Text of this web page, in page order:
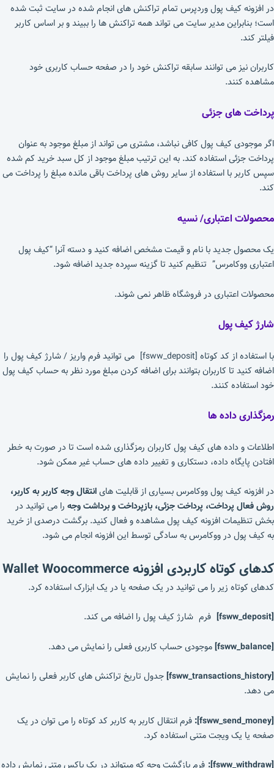
در افزونه کیف پول وردپرس تمام تراکنش های انجام شده در سایت ثبت شده
است؛ بنابراین مدیر سایت می تواند همه تراکنش ها را ببیند و بر اساس کاربر
فیلتر کند.
کاربران نیز می توانند سابقه تراکنش خود را در صفحه حساب کاربری خود
مشاهده کنند.
پرداخت های جزئی
اگر موجودی کیف پول کافی نباشد، مشتری می تواند از مبلغ موجود به عنوان
پرداخت جزئی استفاده کند. به این ترتیب مبلغ موجود از کل سبد خرید کم شده
سپس کاربر با استفاده از سایر روش های پرداخت باقی مانده مبلغ را پرداخت می
کند.
محصولات اعتباری/ نسیه
یک محصول جدید با نام و قیمت مشخص اضافه کنید و دسته آنرا “کیف پول
اعتباری ووکامرس” تنظیم کنید تا گزینه سپرده جدید اضافه شود.
محصولات اعتباری در فروشگاه ظاهر نمی شوند.
شارژ کیف پول
با استفاده از کد کوتاه [fsww_deposit] می توانید فرم واریز / شارژ کیف پول را
اضافه کنید تا کاربران بتوانند برای اضافه کردن مبلغ مورد نظر به حساب کیف پول
خود استفاده کنند.
رمزگذاری داده ها
اطلاعات و داده های کیف پول کاربران رمزگذاری شده است تا در صورت به خطر
افتادن پایگاه داده، دستکاری و تغییر داده های حساب غیر ممکن شود.
در افزونه کیف پول ووکامرس بسیاری از قابلیت هایانتقال وجه کاربر به کاربر،
روش فعال پرداخت، پرداخت جزئی، بازپرداخت و برداشت وجه را می توانید در
بخش تنظیمات افزونه کیف پول مشاهده و فعال کنید. برگشت درصدی از خرید
به کیف پول در ووکامرس به سادگی توسط این افزونه انجام می شود.
کدهای کوتاه کاربردی افزونه Wallet Woocommerce
کدهای کوتاه زیر را می توانید در یک صفحه یا در یک ابزارک استفاده کرد.
[fsww_deposit] فرم شارژ کیف پول را اضافه می کند.
[fsww_balance] موجودی حساب کاربری فعلی را نمایش می دهد.
[fsww_transactions_history]
جدول تاریخ تراکنش های کاربر فعلی را نمایش
می دهد.
[fsww_send_money]:
فرم انتقال کاربر به کاربر کد کوتاه را می توان در یک
صفحه یا یک ویجت متنی استفاده کرد.